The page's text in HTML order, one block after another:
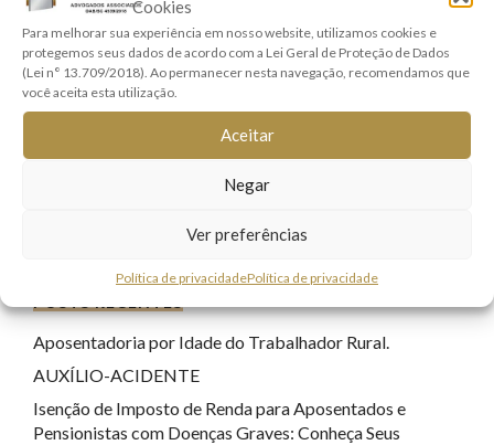
Cookies
Para melhorar sua experiência em nosso website, utilizamos cookies e
protegemos seus dados de acordo com a Lei Geral de Proteção de Dados
(Lei n° 13.709/2018). Ao permanecer nesta navegação, recomendamos que
você aceita esta utilização.
Aceitar
Negar
Ver preferências
Política de privacidadePolítica de privacidade
Direito Previdenciário
Direitos Real e Imobiliário(1)
Família e Sucessões(9)
Lei Geral de Proteção de Dados(7)
Aposentadoria por Idade do Trabalhador Rural.
AUXÍLIO-ACIDENTE
Isenção de Imposto de Renda para Aposentados e
Pensionistas com Doenças Graves: Conheça Seus